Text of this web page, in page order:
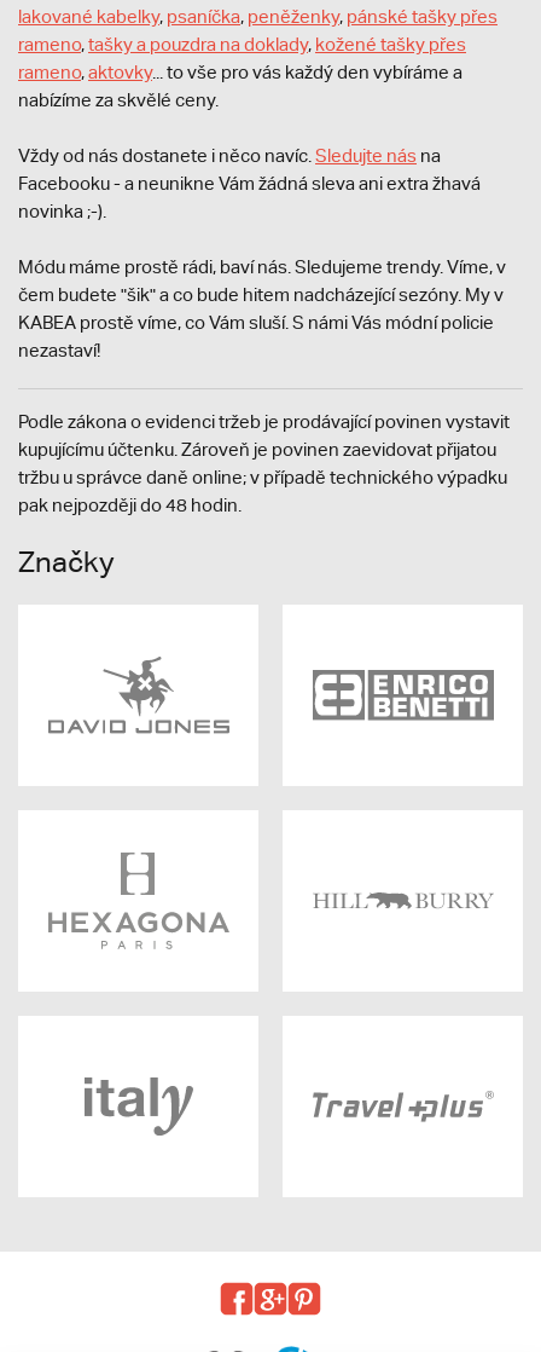
lakované kabelky, psaníčka, peněženky, pánské tašky přes
rameno,tašky a pouzdra na doklady, kožené tašky přes
rameno,aktovky... to vše pro vás každý den vybíráme a
nabízíme za skvělé ceny.
Vždy od nás dostanete i něco navíc. Sledujte nás na
Facebooku - a neunikne Vám žádná sleva ani extra žhavá
novinka ;-).
Módu máme prostě rádi, baví nás. Sledujeme trendy. Víme, v
čem budete "šik" a co bude hitem nadcházející sezóny. My v
KABEA prostě víme, co Vám sluší. S námi Vás módní policie
nezastaví!
Podle zákona o evidenci tržeb je prodávající povinen vystavit
kupujícímu účtenku. Zároveň je povinen zaevidovat přijatou
tržbu u správce daně online; v případě technického výpadku
pak nejpozději do 48 hodin.
Značky